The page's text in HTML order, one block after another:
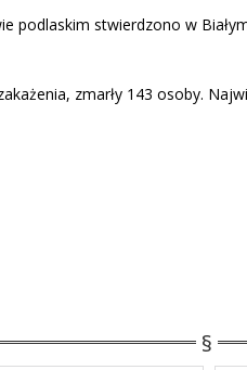
podlaskim stwierdzono w
zmarły 143 osoby.